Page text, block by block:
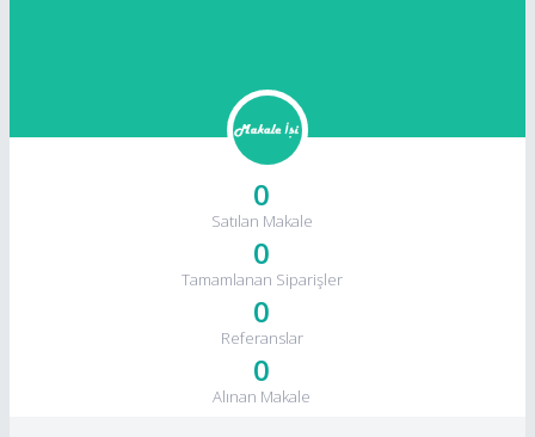
0
Satılan Makale
0
Tamamlanan Siparişler
0
Referanslar
0
Alınan Makale